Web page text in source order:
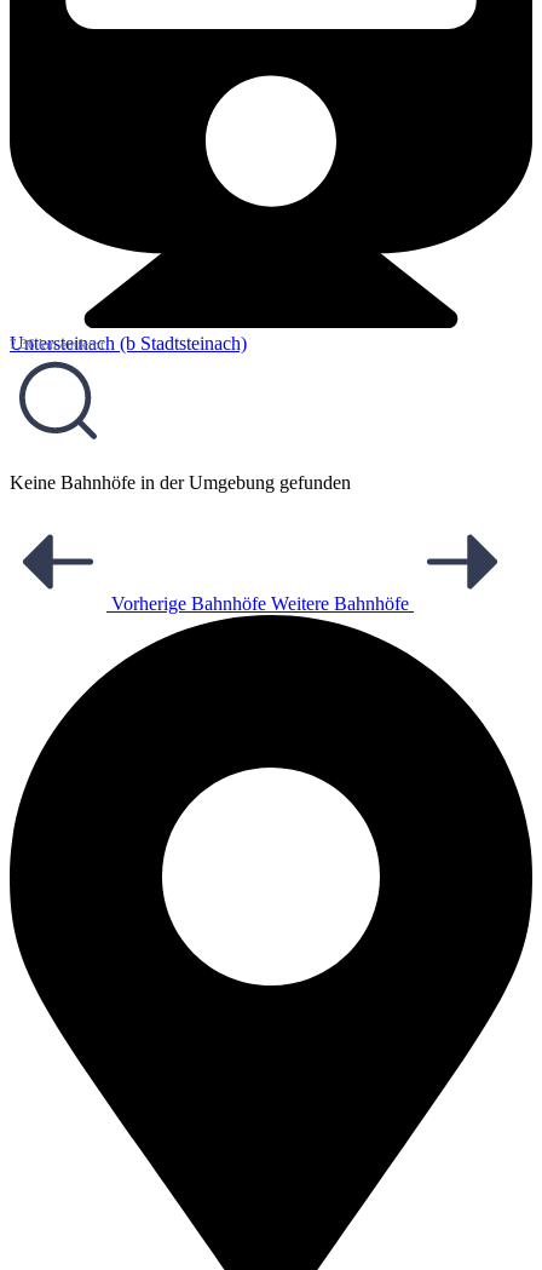
Untersteinach (b Stadtsteinach)
7,36 km entfernt
Keine Bahnhöfe in der Umgebung gefunden
Vorherige Bahnhöfe Weitere Bahnhöfe